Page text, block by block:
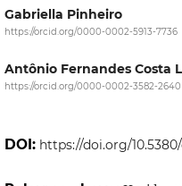
Gabriella Pinheiro
https://orcid.org/0000-0002-5913-7736
Antônio Fernandes Costa
https://orcid.org/0000-0002-3582-2640
DOI: https://doi.org/10.5380/